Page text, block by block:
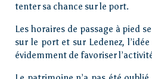
tenter sa chance sur le port.
Les horaires de passage à pied
sur le port et sur Ledenez,
évidemment de favoriser